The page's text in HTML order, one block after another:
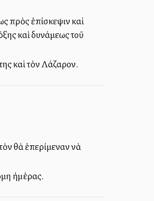
πρὸς ἐπίσκεψιν καὶ
καὶ δυνάμεως τοῦ
καὶ τὸν Λάζαρον.
θὰ ἐπερίμεναν νὰ
ἡμέρας.